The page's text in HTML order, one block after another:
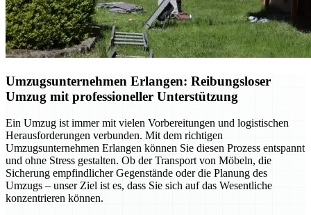
Umzugsunternehmen Erlangen: Reibungsloser
Umzug mit professioneller Unterstützung
Ein Umzug ist immer mit vielen Vorbereitungen und logistischen
Herausforderungen verbunden. Mit dem richtigen
Umzugsunternehmen Erlangen können Sie diesen Prozess entspannt
und ohne Stress gestalten. Ob der Transport von Möbeln, die
Sicherung empfindlicher Gegenstände oder die Planung des
Umzugs – unser Ziel ist es, dass Sie sich auf das Wesentliche
konzentrieren können.